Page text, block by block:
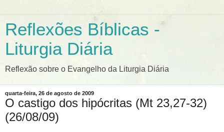
Reflexões Bíblicas -
Liturgia Diária
Reflexão sobre o Evangelho da Liturgia Diária
quarta-feira, 26 de agosto de 2009
O castigo dos hipócritas (Mt 23,27-32)
(26/08/09)